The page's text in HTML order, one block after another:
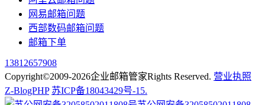
网易邮箱问题
西部数码邮箱问题
邮箱下单
13812657908
Copyright©2009-2026企业邮箱管家Rights Reserved. 营业执照
Z-BlogPHP 苏ICP备18043429号-15.